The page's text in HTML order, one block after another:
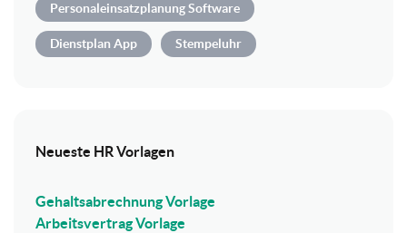
Personaleinsatzplanung Software
Dienstplan App Stempeluhr
Neueste HR Vorlagen
Gehaltsabrechnung Vorlage
Arbeitsvertrag Vorlage